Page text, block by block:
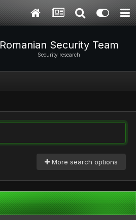
Romanian Security Team
Security research
More search options